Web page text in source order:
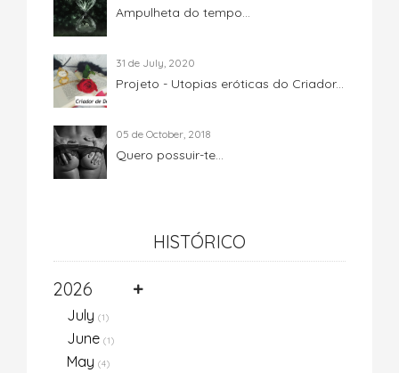
Ampulheta do tempo...
31 de July, 2020
Projeto - Utopias eróticas do Criador...
05 de October, 2018
Quero possuir-te...
HISTÓRICO
2026
July (1)
June (1)
May (4)